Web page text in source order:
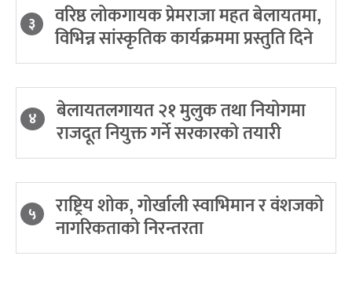
३ वरिष्ठ लोकगायक प्रेमराजा महत बेलायतमा,
विभिन्न सांस्कृतिक कार्यक्रममा प्रस्तुति दिने
४ बेलायतलगायत २१ मुलुक तथा नियोगमा
राजदूत नियुक्त गर्ने सरकारको तयारी
५ राष्ट्रिय शोक, गोर्खाली स्वाभिमान र वंशजको
नागरिकताको निरन्तरता